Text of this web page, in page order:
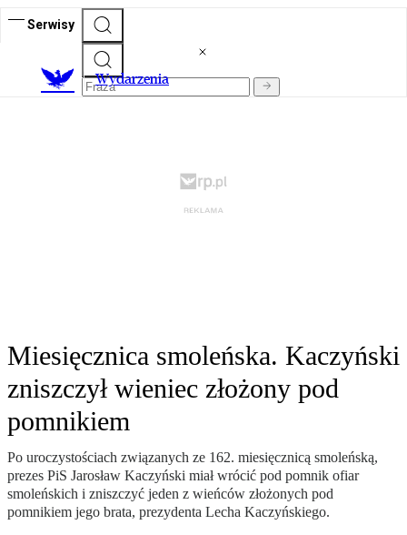
Serwisy
Wydarzenia
Miesięcznica smoleńska. Kaczyński
zniszczył wieniec złożony pod
pomnikiem
Po uroczystościach związanych ze 162. miesięcznicą smoleńską,
prezes PiS Jarosław Kaczyński miał wrócić pod pomnik ofiar
smoleńskich i zniszczyć jeden z wieńców złożonych pod
pomnikiem jego brata, prezydenta Lecha Kaczyńskiego.